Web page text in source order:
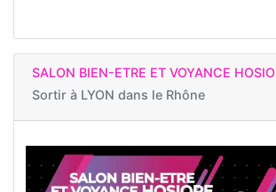
SALON BIEN-ETRE ET VOYANCE
Sortir à LYON dans le Rhône